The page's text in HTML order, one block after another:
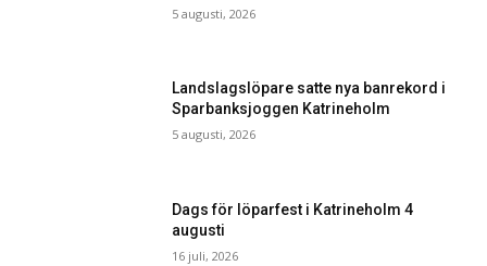
5 augusti, 2026
Landslagslöpare satte nya banrekord i
Sparbanksjoggen Katrineholm
5 augusti, 2026
Dags för löparfest i Katrineholm 4
augusti
16 juli, 2026